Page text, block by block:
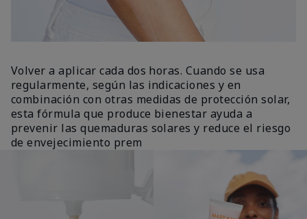
Volver a aplicar cada dos horas. Cuando se usa
regularmente, según las indicaciones y en
combinación con otras medidas de protección solar,
esta fórmula que produce bienestar ayuda a
prevenir las quemaduras solares y reduce el riesgo
de envejecimiento prem